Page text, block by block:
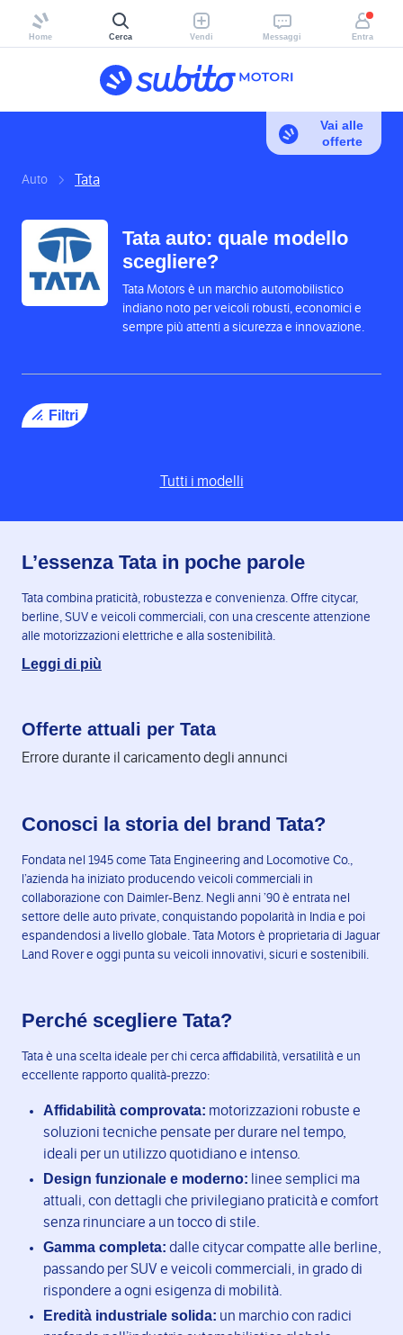
Home Cerca Vendi Messaggi Entra
Auto Tata
Vai alle
offerte
Tata auto: quale modello
scegliere?
Tata Motors è un marchio automobilistico
indiano noto per veicoli robusti, economici e
sempre più attenti a sicurezza e innovazione.
Filtri
Tutti i modelli
L’essenza Tata in poche parole
Tata combina praticità, robustezza e convenienza. Offre citycar,
berline, SUV e veicoli commerciali, con una crescente attenzione
alle motorizzazioni elettriche e alla sostenibilità.
Leggi di più
Offerte attuali per Tata
Errore durante il caricamento degli annunci
Conosci la storia del brand Tata?
Fondata nel 1945 come Tata Engineering and Locomotive Co.,
l’azienda ha iniziato producendo veicoli commerciali in
collaborazione con Daimler-Benz. Negli anni ’90 è entrata nel
settore delle auto private, conquistando popolarità in India e poi
espandendosi a livello globale. Tata Motors è proprietaria di Jaguar
Land Rover e oggi punta su veicoli innovativi, sicuri e sostenibili.
Perché scegliere Tata?
Tata è una scelta ideale per chi cerca affidabilità, versatilità e un
eccellente rapporto qualità-prezzo:
Affidabilità comprovata: motorizzazioni robuste e
soluzioni tecniche pensate per durare nel tempo,
ideali per un utilizzo quotidiano e intenso.
Design funzionale e moderno: linee semplici ma
attuali, con dettagli che privilegiano praticità e comfort
senza rinunciare a un tocco di stile.
Gamma completa: dalle citycar compatte alle berline,
passando per SUV e veicoli commerciali, in grado di
rispondere a ogni esigenza di mobilità.
Eredità industriale solida: un marchio con radici